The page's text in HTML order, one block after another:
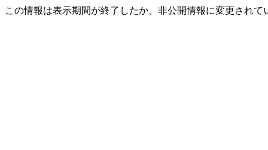
この情報は表示期間が終了したか、非公開情報に変更されて